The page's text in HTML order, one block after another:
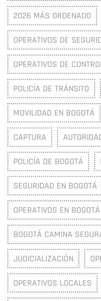
2026 MÁS ORDENADO
OPERATIVOS DE
OPERATIVOS DE
POLICÍA DE TRÁNSITO
MOVILIDAD EN BOGOTÁ
CAPTURA
POLICÍA DE BOGOTÁ
SEGURIDAD EN BOGOTÁ
OPERATIVOS EN BOGOTÁ
BOGOTÁ CAMINA
JUDICIALIZACIÓN
OPERATIVOS LOCALES